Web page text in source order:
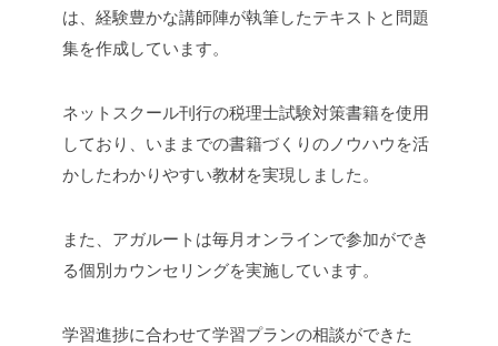
は、経験豊かな講師陣が執筆したテキストと問題
集を作成しています。
ネットスクール刊行の税理士試験対策書籍を使用
しており、いままでの書籍づくりのノウハウを活
かしたわかりやすい教材を実現しました。
また、アガルートは毎月オンラインで参加ができ
る個別カウンセリングを実施しています。
学習進捗に合わせて学習プランの相談ができた